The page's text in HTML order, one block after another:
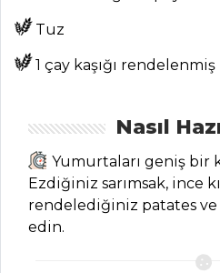
Medya
Chefs
Haber
ŞEFİN TARİFLERİ
Tuz
1 çay kaşığı
Nasıl
Yumurtaları geniş bir
Ezdiğiniz sarımsak, ince
rendelediğiniz patates
edin.